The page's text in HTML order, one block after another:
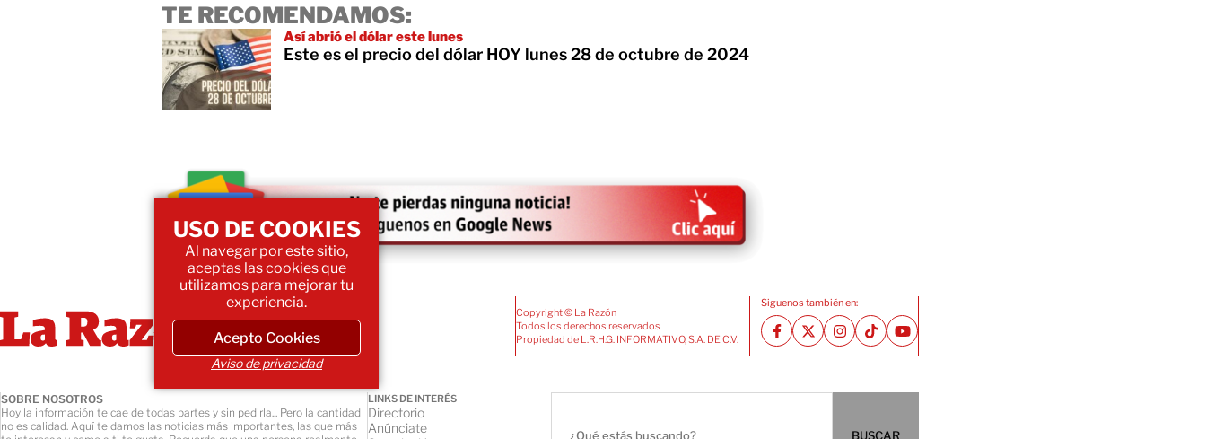
TE RECOMENDAMOS:
Así abrió el dólar este lunes
Este es el precio del dólar HOY lunes 28 de octubre de 2024
Copyright © La Razón
Todos los derechos reservados
Propiedad de L.R.H.G. INFORMATIVO, S.A. DE C.V.
Siguenos también en:
SOBRE NOSOTROS
Hoy la información te cae de todas partes y sin pedirla... Pero la cantidad
no es calidad. Aquí te damos las noticias más importantes, las que más
LINKS DE INTERÉS
Directorio
Anúnciate
BUSCAR
USO DE COOKIES
Al navegar por este sitio,
aceptas las cookies que
utilizamos para mejorar tu
experiencia.
Acepto Cookies
Aviso de privacidad